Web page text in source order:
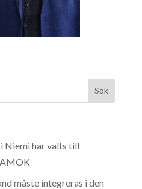
Niemi har valts till
måste integreras i den